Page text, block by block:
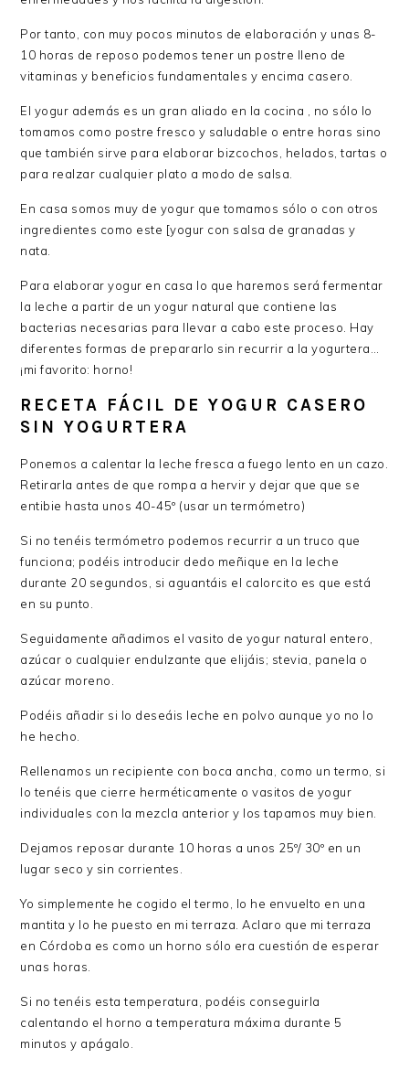
Por tanto, con muy pocos minutos de elaboración y unas 8-
10 horas de reposo podemos tener un postre lleno de
vitaminas y beneficios fundamentales y encima casero.
El yogur además es un gran aliado en la cocina , no sólo lo
tomamos como postre fresco y saludable o entre horas sino
que también sirve para elaborar bizcochos, helados, tartas o
para realzar cualquier plato a modo de salsa.
En casa somos muy de yogur que tomamos sólo o con otros
ingredientes como este [yogur con salsa de granadas y
nata.
Para elaborar yogur en casa lo que haremos será fermentar
la leche a partir de un yogur natural que contiene las
bacterias necesarias para llevar a cabo este proceso. Hay
diferentes formas de prepararlo sin recurrir a la yogurtera…
¡mi favorito: horno!
RECETA FÁCIL DE YOGUR CASERO
SIN YOGURTERA
Ponemos a calentar la leche fresca a fuego lento en un cazo.
Retirarla antes de que rompa a hervir y dejar que que se
entibie hasta unos 40-45º (usar un termómetro)
Si no tenéis termómetro podemos recurrir a un truco que
funciona; podéis introducir dedo meñique en la leche
durante 20 segundos, si aguantáis el calorcito es que está
en su punto.
Seguidamente añadimos el vasito de yogur natural entero,
azúcar o cualquier endulzante que elijáis; stevia, panela o
azúcar moreno.
Podéis añadir si lo deseáis leche en polvo aunque yo no lo
he hecho.
Rellenamos un recipiente con boca ancha, como un termo, si
lo tenéis que cierre herméticamente o vasitos de yogur
individuales con la mezcla anterior y los tapamos muy bien.
Dejamos reposar durante 10 horas a unos 25º/ 30º en un
lugar seco y sin corrientes.
Yo simplemente he cogido el termo, lo he envuelto en una
mantita y lo he puesto en mi terraza. Aclaro que mi terraza
en Córdoba es como un horno sólo era cuestión de esperar
unas horas.
Si no tenéis esta temperatura, podéis conseguirla
calentando el horno a temperatura máxima durante 5
minutos y apágalo.